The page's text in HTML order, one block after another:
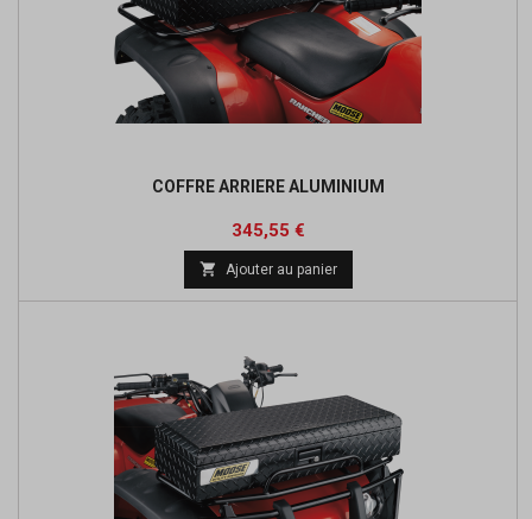
COFFRE ARRIERE ALUMINIUM
Prix
345,55 €Prix
de
base
 Ajouter au panier